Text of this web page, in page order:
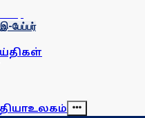
இ-பேப்பர்
உலகம்